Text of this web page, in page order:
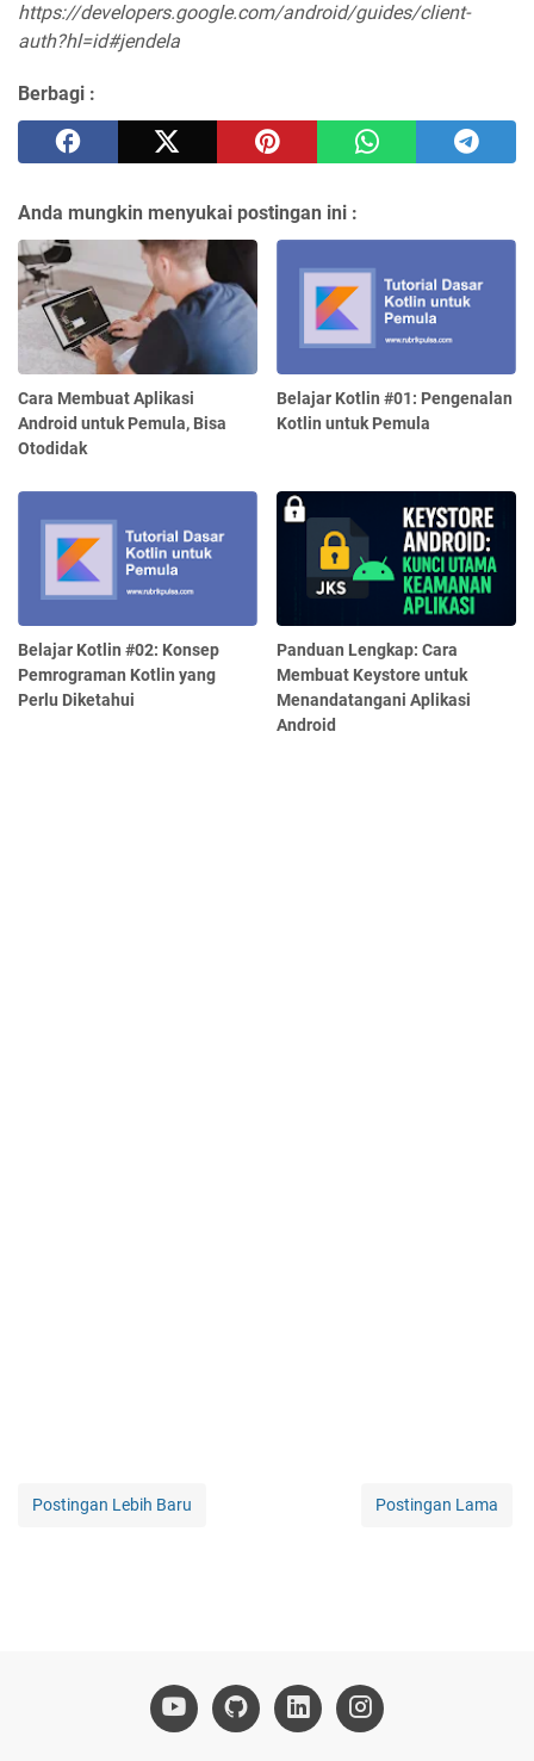
https://developers.google.com/android/guides/client-
auth?hl=id#jendela
Berbagi :
Anda mungkin menyukai postingan ini :
Cara Membuat Aplikasi
Android untuk Pemula, Bisa
Otodidak
Belajar Kotlin #01: Pengenalan
Kotlin untuk Pemula
Belajar Kotlin #02: Konsep
Pemrograman Kotlin yang
Perlu Diketahui
Panduan Lengkap: Cara
Membuat Keystore untuk
Menandatangani Aplikasi
Android
Postingan Lebih Baru Postingan Lama